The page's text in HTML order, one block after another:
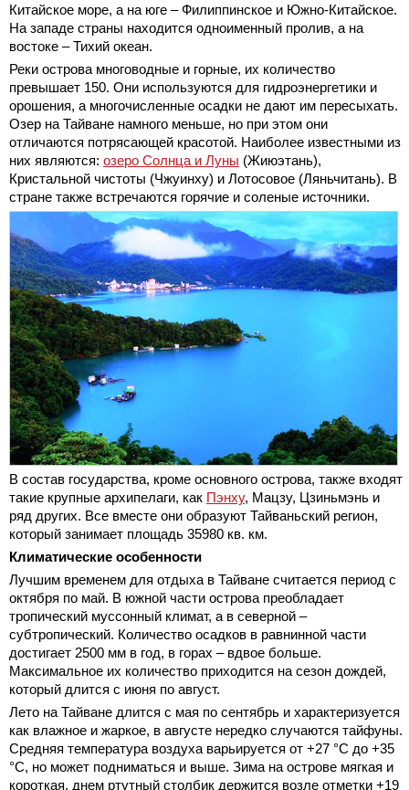
Китайское море, а на юге – Филиппинское и Южно-Китайское.
На западе страны находится одноименный пролив, а на
востоке – Тихий океан.
Реки острова многоводные и горные, их количество
превышает 150. Они используются для гидроэнергетики и
орошения, а многочисленные осадки не дают им пересыхать.
Озер на Тайване намного меньше, но при этом они
отличаются потрясающей красотой. Наиболее известными из
них являются: озеро Солнца и Луны (Жиюэтань),
Кристальной чистоты (Чжуинху) и Лотосовое (Ляньчитань). В
стране также встречаются горячие и соленые источники.
В состав государства, кроме основного острова, также входят
такие крупные архипелаги, как Пэнху, Мацзу, Цзиньмэнь и
ряд других. Все вместе они образуют Тайваньский регион,
который занимает площадь 35980 кв. км.
Климатические особенности
Лучшим временем для отдыха в Тайване считается период с
октября по май. В южной части острова преобладает
тропический муссонный климат, а в северной –
субтропический. Количество осадков в равнинной части
достигает 2500 мм в год, в горах – вдвое больше.
Максимальное их количество приходится на сезон дождей,
который длится с июня по август.
Лето на Тайване длится с мая по сентябрь и характеризуется
как влажное и жаркое, в августе нередко случаются тайфуны.
Средняя температура воздуха варьируется от +27 °С до +35
°С, но может подниматься и выше. Зима на острове мягкая и
короткая, днем ртутный столбик держится возле отметки +19